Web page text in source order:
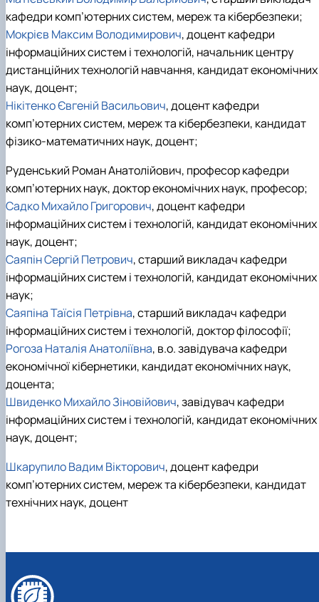
кафедри комп’ютерних систем, мереж та кібербезпеки;
Мокрієв Максим Володимирович, доцент кафедри
інформаційних систем і технологій, начальник центру
дистанційних технологій навчання, кандидат економічних
наук, доцент;
Нікітенко Євгеній Васильович, доцент кафедри
комп’ютерних систем, мереж та кібербезпеки, кандидат
фізико-математичних наук, доцент;
Руденський Роман Анатолійович, професор кафедри
комп’ютерних наук, доктор економічних наук, професор;
Садко Михайло Григорович, доцент кафедри
інформаційних систем і технологій, кандидат економічних
наук, доцент;
Саяпін Сергій Петрович, старший викладач кафедри
інформаційних систем і технологій, кандидат економічних
наук;
Саяпіна Таїсія Петрівна, старший викладач кафедри
інформаційних систем і технологій, доктор філософії;
Рогоза Наталія Анатоліївна, в.о. завідувача кафедри
економічної кібернетики, кандидат економічних наук,
доцента;
Швиденко Михайло Зіновійович, завідувач кафедри
інформаційних систем і технологій, кандидат економічних
наук, доцент;
Шкарупило Вадим Вікторович, доцент кафедри
комп’ютерних систем, мереж та кібербезпеки, кандидат
технічних наук, доцент